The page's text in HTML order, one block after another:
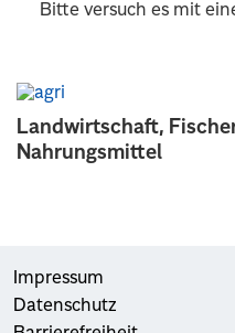
Landwirtschaft,
Nahrungsmittel
Bitte versuch es mit
Impressum
Datenschutz